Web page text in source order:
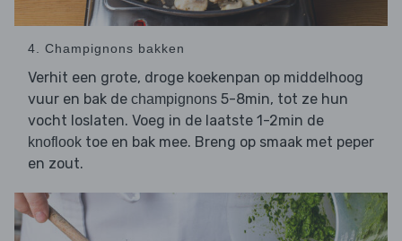
4. Champignons bakken
Verhit een grote, droge koekenpan op middelhoog
vuur en bak de champignons 5-8min, tot ze hun
vocht loslaten. Voeg in de laatste 1-2min de
knoflook toe en bak mee. Breng op smaak met peper
en zout.